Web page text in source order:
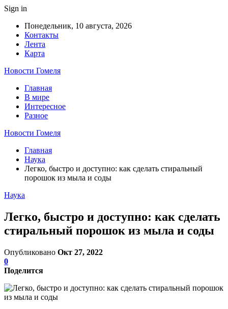
Sign in
Понедельник, 10 августа, 2026
Контакты
Лента
Карта
Новости Гомеля
Главная
В мире
Интересное
Разное
Новости Гомеля
Главная
Наука
Легко, быстро и доступно: как сделать стиральный
порошок из мыла и соды
Наука
Легко, быстро и доступно: как сделать
стиральный порошок из мыла и соды
Опубликовано Окт 27, 2022
0
Поделится